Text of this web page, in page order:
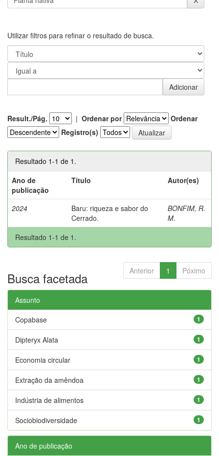
Utilizar filtros para refinar o resultado de busca.
Result./Pág. | Ordenar por
Ordenar
Registro(s)
Resultado 1-1 de 1.
Ano de
publicação
Título Autor(es)
2024
Baru: riqueza e sabor do
Cerrado.
BONFIM, R.
M.
Resultado 1-1 de 1.
Anterior 1 Póximo
Busca facetada
Assunto
1
Copabase
1
Dipteryx Alata
1
Economia circular
1
Extração da amêndoa
1
Indústria de alimentos
1
Sociobiodiversidade
Ano de publicação